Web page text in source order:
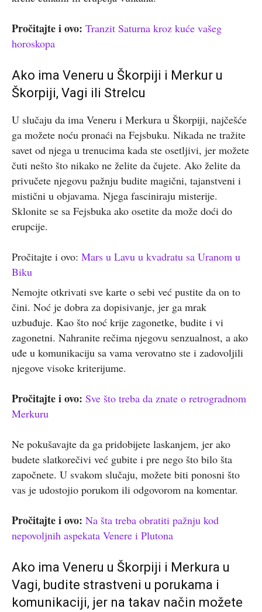
Pročitajte i ovo: Tranzit Saturna kroz kuće vašeg
horoskopa
Ako ima Veneru u Škorpiji i Merkur u
Škorpiji, Vagi ili Strelcu
U slučaju da ima Veneru i Merkura u Škorpiji, najčešće
ga možete noću pronaći na Fejsbuku. Nikada ne tražite
savet od njega u trenucima kada ste osetljivi, jer možete
čuti nešto što nikako ne želite da čujete. Ako želite da
privučete njegovu pažnju budite magični, tajanstveni i
mistični u objavama. Njega fasciniraju misterije.
Sklonite se sa Fejsbuka ako osetite da može doći do
erupcije.
Pročitajte i ovo: Mars u Lavu u kvadratu sa Uranom u
Biku
Nemojte otkrivati sve karte o sebi već pustite da on to
čini. Noć je dobra za dopisivanje, jer ga mrak
uzbuđuje. Kao što noć krije zagonetke, budite i vi
zagonetni. Nahranite rečima njegovu senzualnost, a ako
uđe u komunikaciju sa vama verovatno ste i zadovoljili
njegove visoke kriterijume.
Pročitajte i ovo: Sve što treba da znate o retrogradnom
Merkuru
Ne pokušavajte da ga pridobijete laskanjem, jer ako
budete slatkorečivi već gubite i pre nego što bilo šta
započnete. U svakom slučaju, možete biti ponosni što
vas je udostojio porukom ili odgovorom na komentar.
Pročitajte i ovo: Na šta treba obratiti pažnju kod
nepovoljnih aspekata Venere i Plutona
Ako ima Veneru u Škorpiji i Merkura u
Vagi, budite strastveni u porukama i
komunikaciji, jer na takav način možete